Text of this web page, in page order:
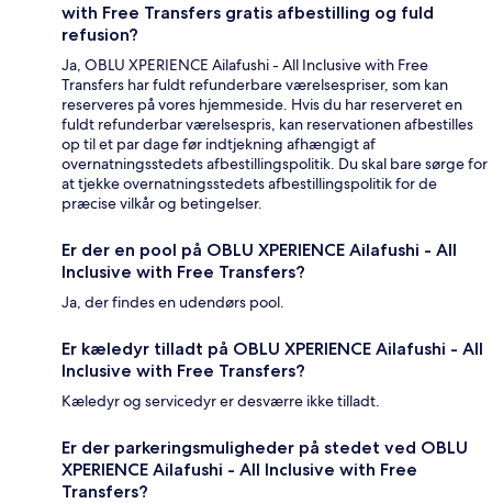
with Free Transfers gratis afbestilling og fuld
refusion?
Ja, OBLU XPERIENCE Ailafushi - All Inclusive with Free
Transfers har fuldt refunderbare værelsespriser, som kan
reserveres på vores hjemmeside. Hvis du har reserveret en
fuldt refunderbar værelsespris, kan reservationen afbestilles
op til et par dage før indtjekning afhængigt af
overnatningsstedets afbestillingspolitik. Du skal bare sørge for
at tjekke overnatningsstedets afbestillingspolitik for de
præcise vilkår og betingelser.
Er der en pool på OBLU XPERIENCE Ailafushi - All
Inclusive with Free Transfers?
Ja, der findes en udendørs pool.
Er kæledyr tilladt på OBLU XPERIENCE Ailafushi - All
Inclusive with Free Transfers?
Kæledyr og servicedyr er desværre ikke tilladt.
Er der parkeringsmuligheder på stedet ved OBLU
XPERIENCE Ailafushi - All Inclusive with Free
Transfers?